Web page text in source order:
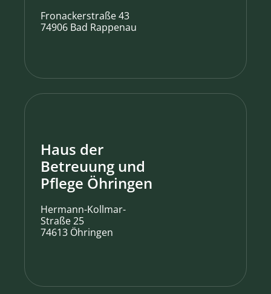
Fronackerstraße 43
74906 Bad Rappenau
Haus der
Betreuung und
Pflege Öhringen
Hermann-Kollmar-
Straße 25
74613 Öhringen